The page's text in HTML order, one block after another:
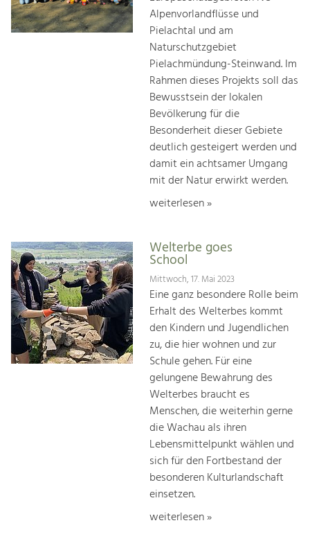
Alpenvorlandflüsse und
Pielachtal und am
Naturschutzgebiet
Pielachmündung-Steinwand. Im
Rahmen dieses Projekts soll das
Bewusstsein der lokalen
Bevölkerung für die
Besonderheit dieser Gebiete
deutlich gesteigert werden und
damit ein achtsamer Umgang
mit der Natur erwirkt werden.
weiterlesen »
Welterbe goes
School
Mittwoch, 17. Mai 2023
Eine ganz besondere Rolle beim
Erhalt des Welterbes kommt
den Kindern und Jugendlichen
zu, die hier woh­nen und zur
Schule gehen. Für eine
gelungene Bewah­rung des
Welterbes braucht es
Menschen, die weiterhin gerne
die Wachau als ihren
Lebensmittelpunkt wählen und
sich für den Fortbestand der
besonderen Kulturlandschaft
einsetzen.
weiterlesen »